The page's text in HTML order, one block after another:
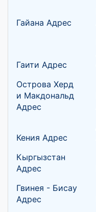
Гайана Адрес
Гаити Адрес
Острова Херд
и Макдональд
Адрес
Кения Адрес
Кыргызстан
Адрес
Гвинея - Бисау
Адрес